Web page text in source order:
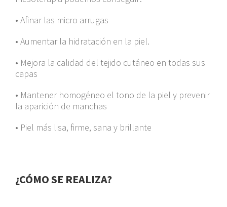
• Afinar las micro arrugas
• Aumentar la hidratación en la piel.
• Mejora la calidad del tejido cutáneo en todas sus
capas
• Mantener homogéneo el tono de la piel y prevenir
la aparición de manchas
• Piel más lisa, firme, sana y brillante
¿CÓMO SE REALIZA?